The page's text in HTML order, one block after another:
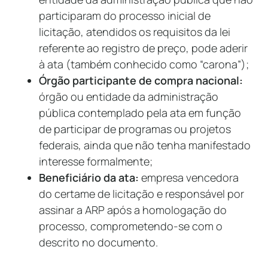
participaram do processo inicial de
licitação, atendidos os requisitos da lei
referente ao registro de preço, pode aderir
à ata (também conhecido como “carona”);
Órgão participante de compra nacional:
órgão ou entidade da administração
pública contemplado pela ata em função
de participar de programas ou projetos
federais, ainda que não tenha manifestado
interesse formalmente;
Beneficiário da ata: empresa vencedora
do certame de licitação e responsável por
assinar a ARP após a homologação do
processo, comprometendo-se com o
descrito no documento.